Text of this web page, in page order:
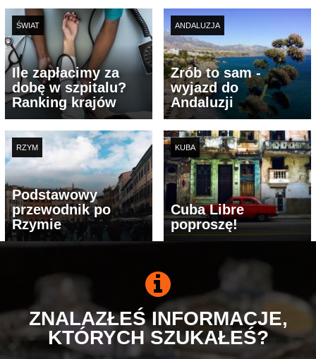
ŚWIAT
Ile zapłacimy za
dobę w szpitalu?
Ranking krajów
ANDALUZJA
Zrób to sam -
wyjazd do
Andaluzji
RZYM
Podstawowy
przewodnik po
Rzymie
KUBA
Cuba Libre
poproszę!
ZNALAZŁEŚ INFORMACJE,
KTÓRYCH SZUKAŁEŚ?